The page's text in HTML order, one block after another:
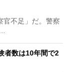
不足」だ。警察
者数は10年間で2